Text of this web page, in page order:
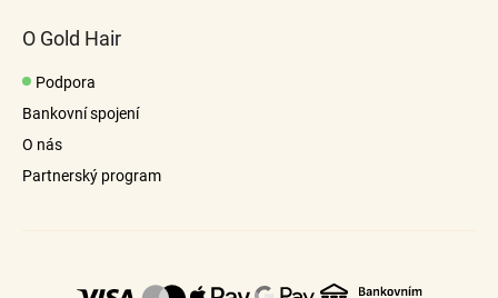
O Gold Hair
Podpora
Bankovní spojení
O nás
Partnerský program